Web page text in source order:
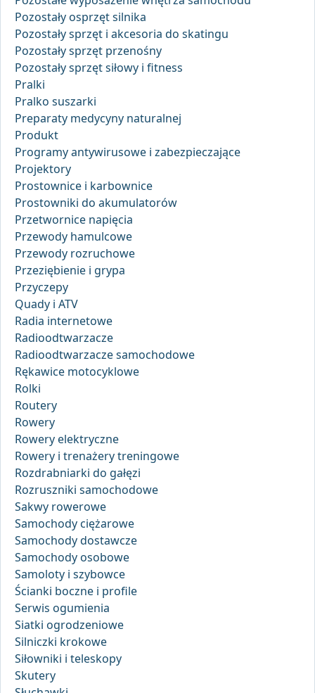
Pozostały osprzęt silnika
Pozostały sprzęt i akcesoria do skatingu
Pozostały sprzęt przenośny
Pozostały sprzęt siłowy i fitness
Pralki
Pralko suszarki
Preparaty medycyny naturalnej
Produkt
Programy antywirusowe i zabezpieczające
Projektory
Prostownice i karbownice
Prostowniki do akumulatorów
Przetwornice napięcia
Przewody hamulcowe
Przewody rozruchowe
Przeziębienie i grypa
Przyczepy
Quady i ATV
Radia internetowe
Radioodtwarzacze
Radioodtwarzacze samochodowe
Rękawice motocyklowe
Rolki
Routery
Rowery
Rowery elektryczne
Rowery i trenażery treningowe
Rozdrabniarki do gałęzi
Rozruszniki samochodowe
Sakwy rowerowe
Samochody ciężarowe
Samochody dostawcze
Samochody osobowe
Samoloty i szybowce
Ścianki boczne i profile
Serwis ogumienia
Siatki ogrodzeniowe
Silniczki krokowe
Siłowniki i teleskopy
Skutery